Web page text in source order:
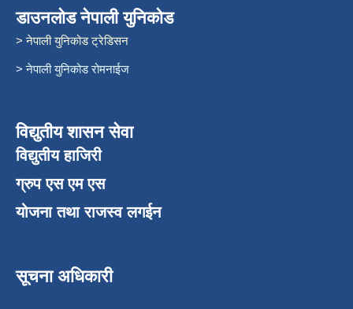
डाउनलोड नेपाली युनिकोड
> नेपाली युनिकोड ट्रेडिसन
> नेपाली युनिकोड रोमनाईज
विद्युतीय शासन सेवा
विद्युतीय हाजिरी
ग्रुप एस एम एस
योजना तथा राजस्व लगईन
सूचना अधिकारी